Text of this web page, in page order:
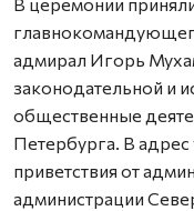
адмирал Игорь
законодательной и
общественные
Петербурга. В
приветствия от
администрации